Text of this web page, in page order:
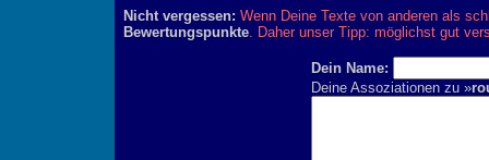
Nicht vergessen: Wenn Deine Texte von anderen als
Bewertungspunkte. Daher unser Tipp: möglichst gut
Dein Name:
Deine Assoziationen zu »